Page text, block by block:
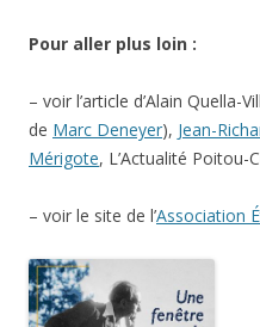
Pour aller plus loin :
– voir l’article d’Alain Quella-
de Marc Deneyer), Jean-
Mérigote, L’Actualité Poitou-
– voir le site de l’Association